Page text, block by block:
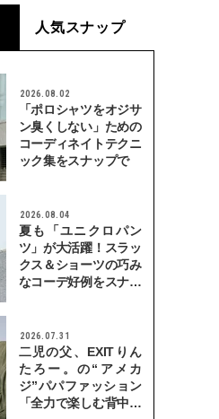
人気スナップ
2026.08.02
「ポロシャツをオジサ
ン臭くしない」ための
コーディネイトテクニ
ック集をスナップで
2026.08.04
夏も「ユニクロパン
ツ」が大活躍！スラッ
クス＆ショーツの巧み
なコーデ好例をスナッ
2026.07.31
二児の父、EXITりん
たろー。の“アメカ
ジ”パパファッション
「全力で楽しむ背中を